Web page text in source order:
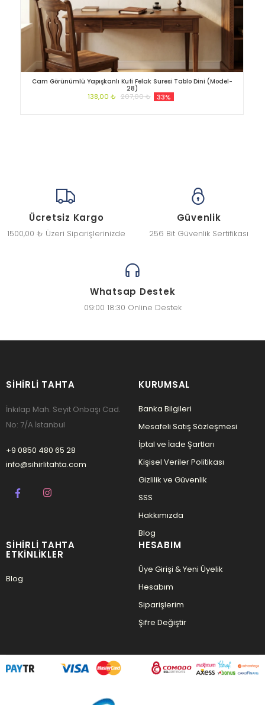
Cam Görünümlü Yapışkanlı Kufi Felak Suresi Tablo Dini (Model-
28)
138,00 ₺ 207,00 ₺ 33%
Ücretsiz Kargo
1500,00 ₺ Üzeri Siparişlerinizde
Güvenlik
256 Bit Güvenlik Sertifikası
Whatsap Destek
09:00 18:30 Online Destek
SIHIRLI TAHTA
İnkılap Mah. Seyit Onbaşı Cad.
No: 7/A İstanbul
+9 0850 480 65 28
info@sihirlitahta.com
KURUMSAL
Banka Bilgileri
Mesafeli Satış Sözleşmesi
İptal ve İade Şartları
Kişisel Veriler Politikası
Gizlilik ve Güvenlik
SSS
Hakkımızda
Blog
SIHIRLI TAHTA
ETKINLIKLER
Blog
HESABIM
Üye Girişi & Yeni Üyelik
Hesabım
Siparişlerim
Şifre Değiştir